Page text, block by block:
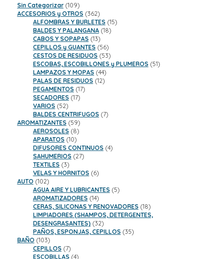
Sin Categorizar 109109
productos
ACCESORIOS y OTROS 362362
productos
ALFOMBRAS Y BURLETES 1515
BALDES Y PALANGANA 1818
CABOS Y SOPAPAS 1313
productos
CEPILLOS y GUANTES 5656
productos
CESTOS DE RESIDUOS 5353
productos
ESCOBAS, ESCOBILLONES y PLUMEROS 5151
LAMPAZOS Y MOPAS 4444
productos
PALAS DE RESIDUOS 1212
PEGAMENTOS 1717
SECADORES 1717
VARIOS 5252
productos
BALDES CENTRIFUGOS 77
AROMATIZANTES 5959
productos
AEROSOLES 88
productos
APARATOS 1010
productos
DIFUSORES CONTINUOS 44
SAHUMERIOS 2727
TEXTILES 33
productos
VELAS Y HORNITOS 66
AUTO 102102
productos
AGUA AIRE Y LUBRICANTES 55
AROMATIZADORES 1414
productos
CERAS, SILICONAS Y RENOVADORES 1818
productos
LIMPIADORES (SHAMPOS, DETERGENTES,
DESENGRASANTES) 3232
productos
PAÑOS, ESPONJAS, CEPILLOS 3535
BAÑO 103103
productos
CEPILLOS 77
productos
ESCOBILLAS 44